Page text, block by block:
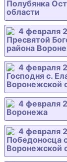
Полубянка
области
4 февраля
Пресвятой
района
4 февраля
Господня с.
Воронежской
4 февраля
Воронежа
4 февраля
Победоносца
Воронежской